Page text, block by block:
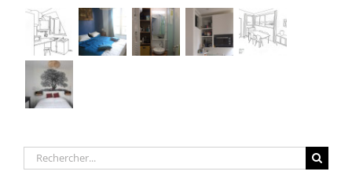
Rechercher: